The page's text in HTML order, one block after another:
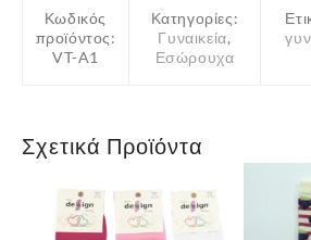
Κωδικός
προϊόντος:
VT-A1
Κατηγορίες:
Γυναικεία,
Εσώρουχα
Σχετικά Προϊόντα